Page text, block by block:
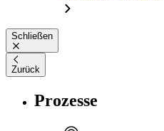
Schließen
Zurück
Prozesse